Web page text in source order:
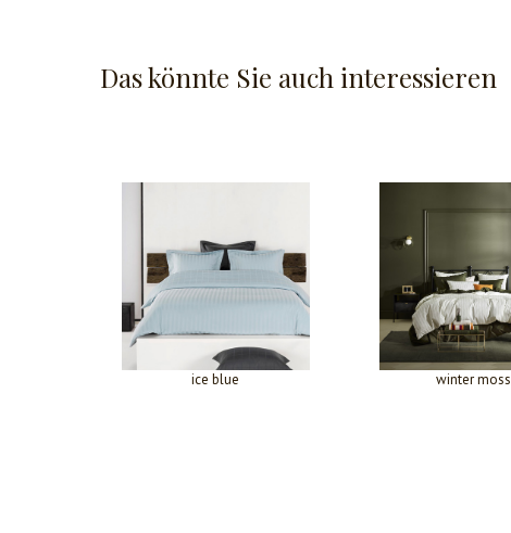
Das könnte Sie auch interessieren
ice blue winter moss